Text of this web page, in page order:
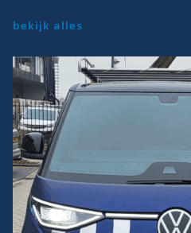
bekijk alles